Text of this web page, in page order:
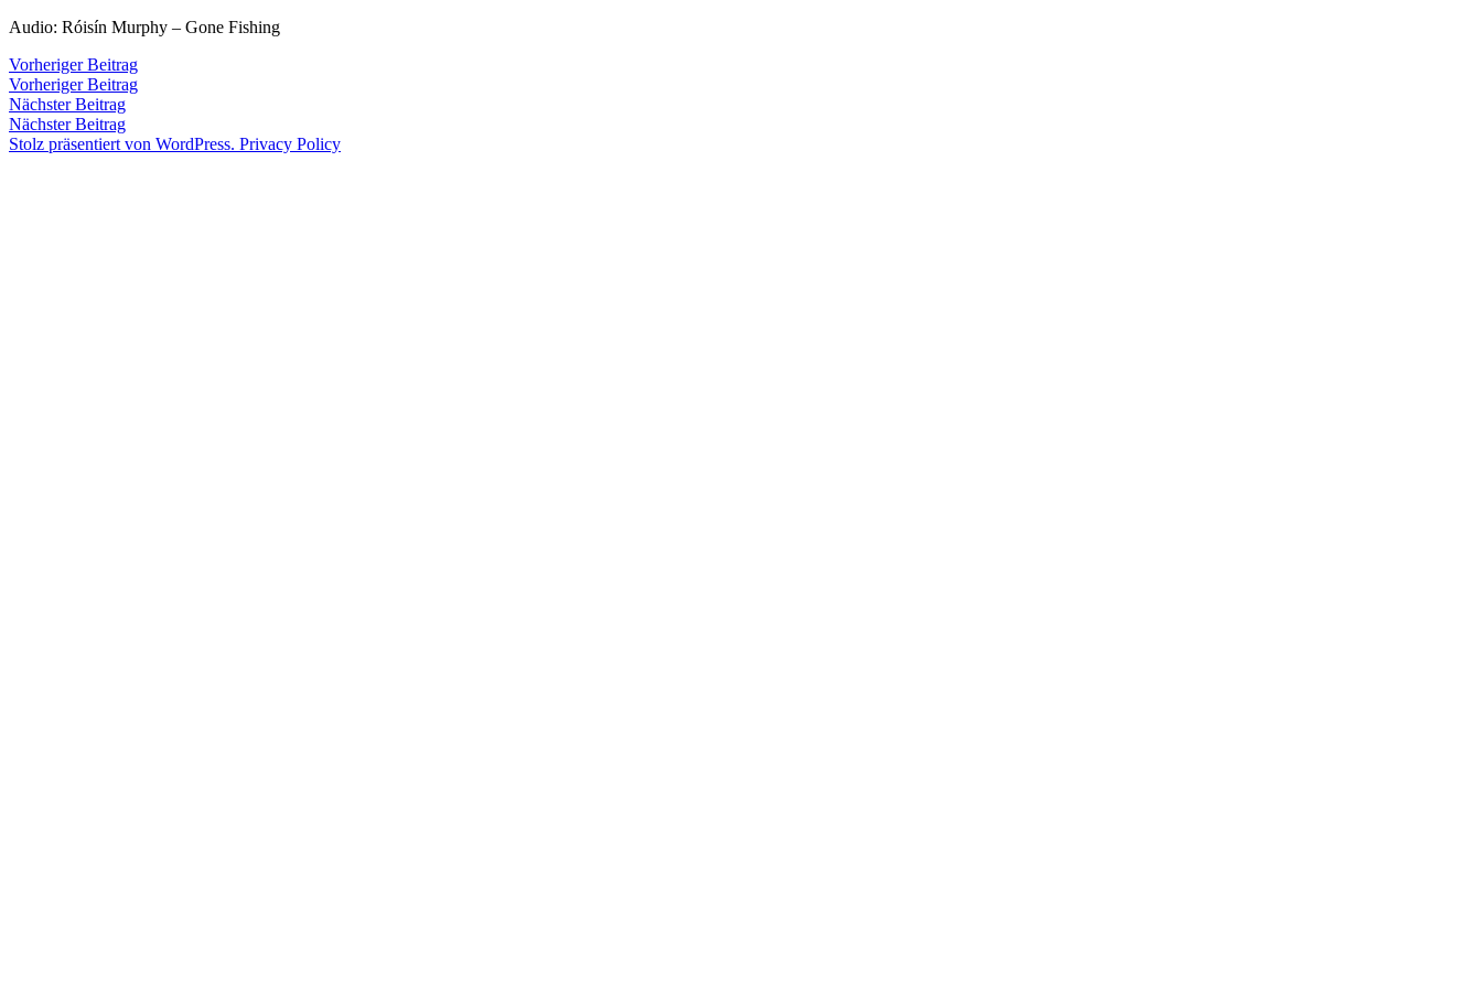
Zum
springen
von
Februar
2015
einen
Kommentar
zu
Audio: Róisín Murphy – Gone Fishing
Veröffentlicht
von
snhpfr
17.
Februar
2015
Veröffentlicht
in
Uncategorized
Beitragsnavigation
Vorheriger BeitragVorheriger
Beitrag:
Vorheriger Beitrag
Nächster BeitragNächster
Beitrag:
Nächster Beitrag
Stolz präsentiert von WordPress. Privacy Policy